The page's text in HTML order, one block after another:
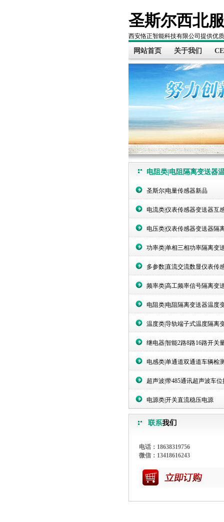
圣斯尔西北
西安恪正智能科技有限公司提供优
网站首页 关于我们
电阻类|电阻隔离变送器
圣斯尔|电量传感器新品
电流类|仪表传感器变送器互
电压类|仪表传感器变送器隔
功率类|单相三相功率隔离变
多参数|直流交流数显仪表传
频率类|高工频率信号隔离变
电阻类|电阻隔离变送器温度
温度类|导轨端子式温度隔离
继电器|智能2路8路16路开关
电感类|单通道双通道车辆检
超声波|带485通讯超声波车
电源类|开关直流稳压电源
电话：18638319756
微信：13418616243